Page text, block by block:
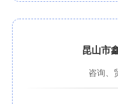
昆山市
咨询、